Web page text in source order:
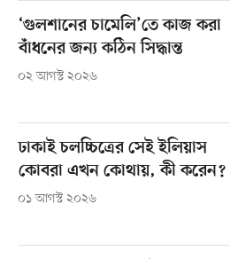
‘গুলশানের চামেলি’তে কাজ করা
বাঁধনের জন্য কঠিন সিদ্ধান্ত
০২ আগস্ট ২০২৬
ঢাকাই চলচ্চিত্রের সেই ইলিয়াস
কোবরা এখন কোথায়, কী করেন?
০১ আগস্ট ২০২৬